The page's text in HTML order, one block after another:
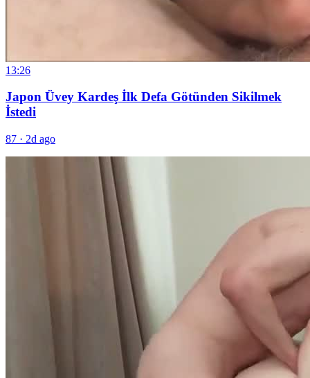
13:26
Japon Üvey Kardeş İlk Defa Götünden Sikilmek
İstedi
87 · 2d ago